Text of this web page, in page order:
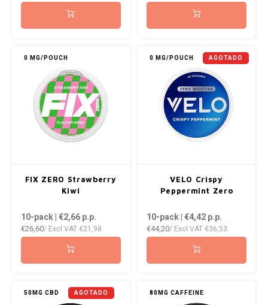
0 MG/POUCH
FIX ZERO Strawberry
Kiwi
10-pack | €2,66p.p.
€26,60/ Excl VAT €21,98
0 MG/POUCH AGOTADO
VELO Crispy
Peppermint Zero
10-pack | €4,42p.p.
€44,20/ Excl VAT €36,53
50MG CBD AGOTADO 80MG CAFFEINE